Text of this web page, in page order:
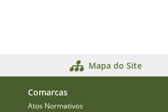
Mapa do Site
Comarcas
Atos Normativos